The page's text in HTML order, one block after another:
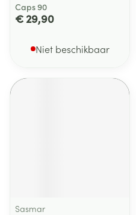
Caps 90
€ 29,90
Niet beschikbaar
Sasmar